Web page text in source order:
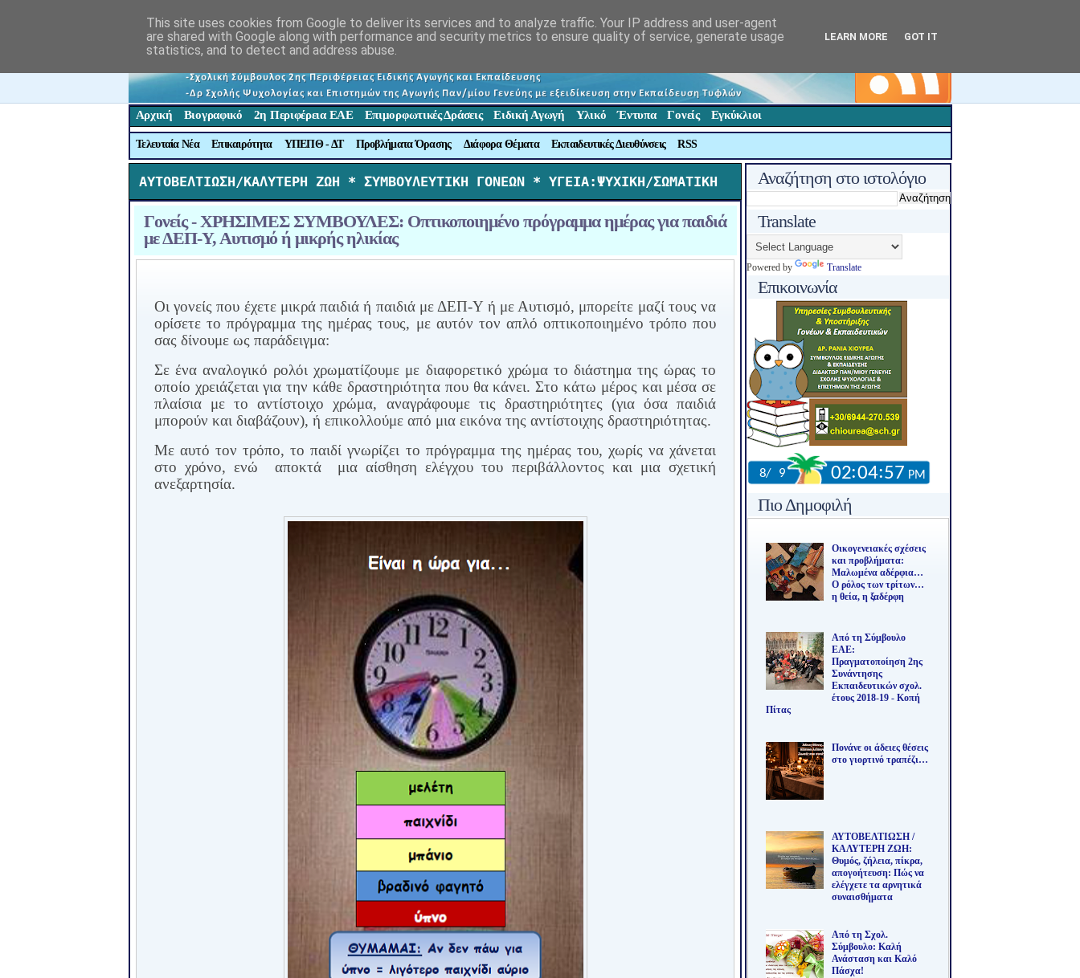
Αρχική Βιογραφικό 2η Περιφέρεια ΕΑΕ Επιμορφωτικές Δράσεις Ειδική Αγωγή Υλικό Έντυπα Γονείς Εγκύκλιοι
Τελευταία Νέα Επικαιρότητα ΥΠΕΠΘ - ΔΤ Προβλήματα Όρασης Διάφορα Θέματα Εκπαιδευτικές Διευθύνσεις RSS
ΑΥΤΟΒΕΛΤΙΩΣΗ/ΚΑΛΥΤΕΡΗ ΖΩΗ * ΣΥΜΒΟΥΛΕΥΤΙΚΗ ΓΟΝΕΩΝ * ΥΓΕΙΑ:ΨΥΧΙΚΗ/ΣΩΜΑΤΙΚΗ
Γονείς - ΧΡΗΣΙΜΕΣ ΣΥΜΒΟΥΛΕΣ: Οπτικοποιημένο πρόγραμμα ημέρας για παιδιά
με ΔΕΠ-Υ, Αυτισμό ή μικρής ηλικίας
Οι γονείς που έχετε μικρά παιδιά ή παιδιά με ΔΕΠ-Υ ή με Αυτισμό, μπορείτε μαζί τους να
ορίσετε το πρόγραμμα της ημέρας τους, με αυτόν τον απλό οπτικοποιημένο τρόπο που
σας δίνουμε ως παράδειγμα:
Σε ένα αναλογικό ρολόι χρωματίζουμε με διαφορετικό χρώμα το διάστημα της ώρας το
οποίο χρειάζεται για την κάθε δραστηριότητα που θα κάνει. Στο κάτω μέρος και μέσα σε
πλαίσια με το αντίστοιχο χρώμα, αναγράφουμε τις δραστηριότητες (για όσα παιδιά
μπορούν και διαβάζουν), ή επικολλούμε από μια εικόνα της αντίστοιχης δραστηριότητας.
Με αυτό τον τρόπο, το παιδί γνωρίζει το πρόγραμμα της ημέρας του, χωρίς να χάνεται
στο χρόνο, ενώ
αποκτά
μια αίσθηση ελέγχου του περιβάλλοντος και μια σχετική
ανεξαρτησία.
Αναζήτηση στο ιστολόγιο
Translate
Powered by Translate
Επικοινωνία
Πιο Δημοφιλή
Οικογενειακές σχέσεις
και προβλήματα:
Μαλωμένα αδέρφια…
Ο ρόλος των τρίτων…
η θεία, η ξαδέρφη
Από τη Σύμβουλο
ΕΑΕ:
Πραγματοποίηση 2ης
Συνάντησης
Εκπαιδευτικών σχολ.
έτους 2018-19 - Κοπή
Πίτας
Πονάνε οι άδειες θέσεις
στο γιορτινό τραπέζι…
ΑΥΤΟΒΕΛΤΙΩΣΗ /
ΚΑΛΥΤΕΡΗ ΖΩΗ:
Θυμός, ζήλεια, πίκρα,
απογοήτευση: Πώς να
ελέγχετε τα αρνητικά
συναισθήματα
Από τη Σχολ.
Σύμβουλο: Καλή
Ανάσταση και Καλό
Πάσχα!
This site uses cookies from Google to deliver its services and to analyze traffic. Your IP address and user-agent
are shared with Google along with performance and security metrics to ensure quality of service, generate usage
statistics, and to detect and address abuse.
LEARN MORE GOT IT